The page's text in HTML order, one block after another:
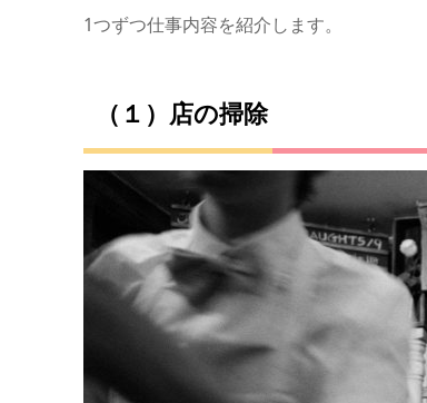
1つずつ仕事内容を紹介します。
（１）店の掃除